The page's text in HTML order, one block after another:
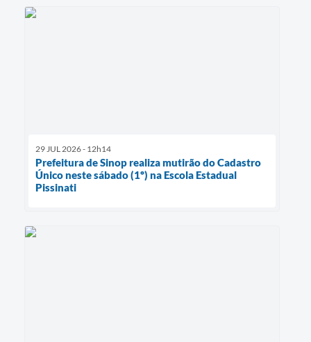
29 JUL 2026 - 12h14
Prefeitura de Sinop realiza mutirão do Cadastro
Único neste sábado (1º) na Escola Estadual
Pissinati